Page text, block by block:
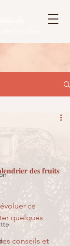
familles
𝐝𝐞𝐬 𝐟𝐫𝐮𝐢𝐭𝐬
ce
quelques
conseils et